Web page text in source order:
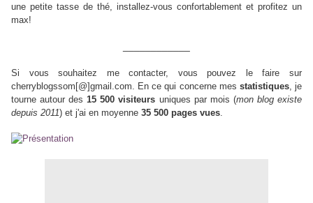
une petite tasse de thé, installez-vous confortablement et profitez un
max!
Si vous souhaitez me contacter, vous pouvez le faire sur
cherryblogssom[@]gmail.com. En ce qui concerne mes statistiques, je
tourne autour des15 500 visiteurs uniques par mois (mon blog existe
depuis 2011) et j'ai en moyenne 35 500 pages vues.